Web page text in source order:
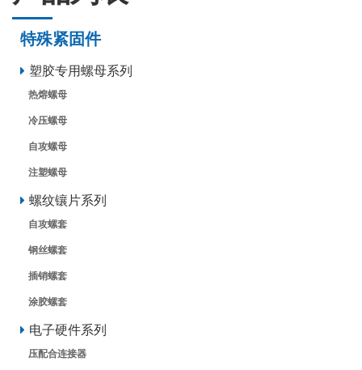
特殊紧固件
塑胶专用螺母系列
热熔螺母
冷压螺母
自攻螺母
注塑螺母
螺纹镶片系列
自攻螺套
钢丝螺套
插销螺套
涂胶螺套
电子硬件系列
压配合连接器